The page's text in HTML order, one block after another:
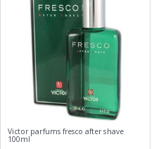
Victor parfums fresco after shave
100ml